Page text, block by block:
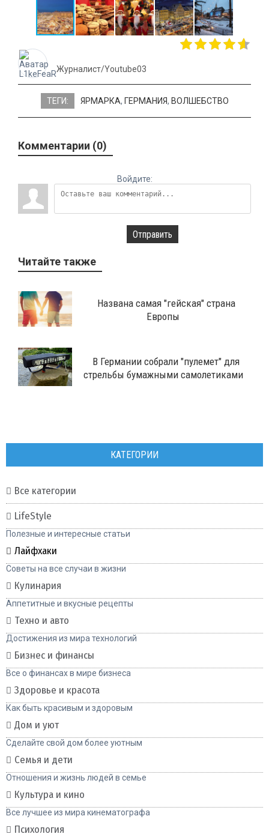
Журналист/Youtube03
ТЕГИ: ЯРМАРКА, ГЕРМАНИЯ, ВОЛШЕБСТВО
Комментарии (0)
Войдите:
Отправить
Читайте также
Названа самая "гейская" страна
Европы
В Германии собрали "пулемет" для
стрельбы бумажными самолетиками
КАТЕГОРИИ
Все категории
LifeStyle
Полезные и интересные статьи
Лайфхаки
Советы на все случаи в жизни
Кулинария
Аппетитные и вкусные рецепты
Техно и авто
Достижения из мира технологий
Бизнес и финансы
Все о финансах в мире бизнеса
Здоровье и красота
Как быть красивым и здоровым
Дом и уют
Сделайте свой дом более уютным
Семья и дети
Отношения и жизнь людей в семье
Культура и кино
Все лучшее из мира кинематографа
Психология